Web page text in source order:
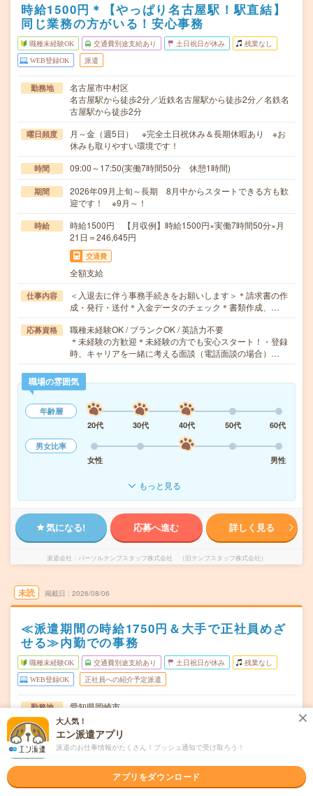
時給1500円＊【やっぱり名古屋駅！駅直結】
同じ業務の方がいる！安心事務
職種未経験OK 交通費別途支給あり 土日祝日が休み 残業なし
WEB登録OK 派遣
勤務地
名古屋市中村区
名古屋駅から徒歩2分／近鉄名古屋駅から徒歩2分／名鉄名
古屋駅から徒歩2分
曜日頻度
月～金（週5日） ※完全土日祝休み＆長期休暇あり ※お
休みも取りやすい環境です！
時間 09:00～17:50(実働7時間50分 休憩1時間)
期間
2026年09月上旬～長期 8月中からスタートできる方も歓
迎です！ ※9月～！
時給
時給1500円 【月収例】時給1500円×実働7時間50分×月
21日＝246,645円
交通費
全額支給
仕事内容
＜入退去に伴う事務手続きをお願いします＞＊請求書の作
成・発行・送付＊入金データのチェック＊書類作成、…
応募資格
職種未経験OK / ブランクOK / 英語力不要
＊未経験の方歓迎＊未経験の方でも安心スタート！・登録
時、キャリアを一緒に考える面談（電話面談の場合）…
職場の雰囲気
年齢層
20代
30代 40代 50代
60代
男女比率
女性
男性
もっと見る
気になる! 応募へ進む 詳しく見る
派遣会社 パーソルテンプスタッフ株式会社 （旧テンプスタッフ株式会社）
未読 掲載日 2026/08/06
≪派遣期間の時給1750円＆大手で正社員めざ
せる≫内勤での事務
職種未経験OK 交通費別途支給あり 土日祝日が休み 残業なし
WEB登録OK 正社員への紹介予定派遣
勤務地
愛知県岡崎市
東岡崎駅から徒歩8分／岡崎駅から民間バス24分
曜日頻度 月～金（週5日） ※完全土日祝休み！
時間 09:00～17:00(実働7時間 休憩1時間)
期間 2026年10月上旬～長期 ※10月～！
大人気！
エン派遣アプリ
派遣のお仕事情報がたくさん！プッシュ通知で受け取ろう！
アプリをダウンロード